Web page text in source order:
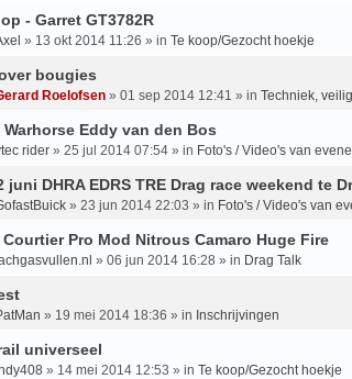
- Garret GT3782R
» 13 okt 2014 11:26 » in Te koop/Gezocht hoekje
bougies
Roelofsen» 01 sep 2014 12:41 » in Techniek,
Warhorse Eddy van den Bos
rider» 25 jul 2014 07:54» in Foto's / Video's van
juni DHRA EDRS TRE Drag race weekend te
» 23 jun 2014 22:03 » in Foto's / Video's van
Courtier Pro Mod Nitrous Camaro Huge Fire
» 06 jun 2014 16:28 » in Drag Talk
» 19 mei 2014 18:36 » in Inschrijvingen
universeel
» 14 mei 2014 12:53 » in Te koop/Gezocht hoekje